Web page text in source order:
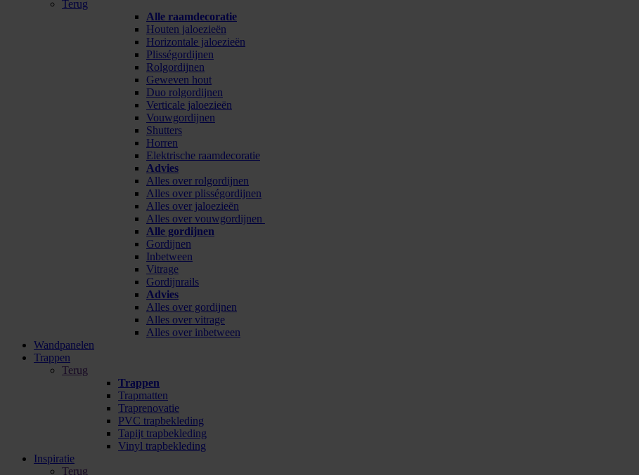
Terug
Alle raamdecoratie
Houten jaloezieën
Horizontale jaloezieën
Plisségordijnen
Rolgordijnen
Geweven hout
Duo rolgordijnen
Verticale jaloezieën
Vouwgordijnen
Shutters
Horren
Elektrische raamdecoratie
Advies
Alles over rolgordijnen
Alles over plisségordijnen
Alles over jaloezieën
Alles over vouwgordijnen
Alle gordijnen
Gordijnen
Inbetween
Vitrage
Gordijnrails
Advies
Alles over gordijnen
Alles over vitrage
Alles over inbetween
Wandpanelen
Trappen
Terug
Trappen
Trapmatten
Traprenovatie
PVC trapbekleding
Tapijt trapbekleding
Vinyl trapbekleding
Inspiratie
Terug